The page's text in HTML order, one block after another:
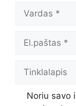
Noriu savo